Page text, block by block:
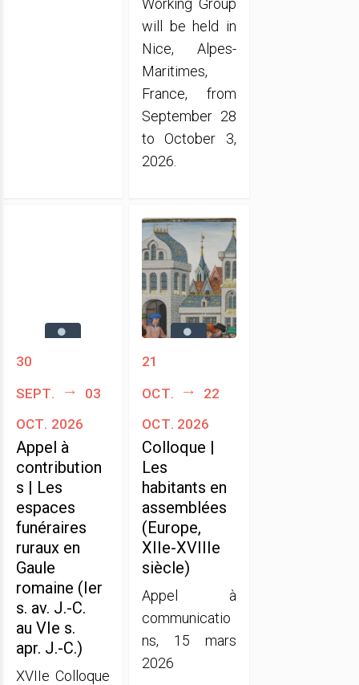
Working Group
will be held in
Nice, Alpes-
Maritimes,
France, from
September 28
to October 3,
2026.
30
sept.
03
oct. 2026
Appel à
contribution
s | Les
espaces
funéraires
ruraux en
Gaule
romaine (Ier
s. av. J.-C.
au VIe s.
apr. J.-C.)
XVIIe Colloque
21
oct.
22
oct. 2026
Colloque |
Les
habitants en
assemblées
(Europe,
XIIe-XVIIIe
siècle)
Appel à
communicatio
ns, 15 mars
2026